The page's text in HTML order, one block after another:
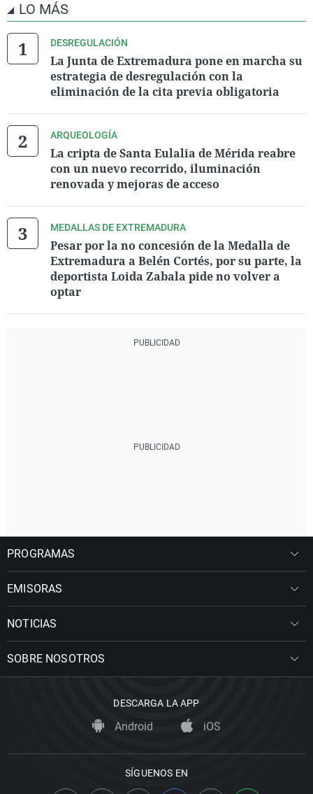
LO MÁS
DESREGULACIÓN
La Junta de Extremadura pone en marcha su
estrategia de desregulación con la
eliminación de la cita previa obligatoria
ARQUEOLOGÍA
La cripta de Santa Eulalia de Mérida reabre
con un nuevo recorrido, iluminación
renovada y mejoras de acceso
MEDALLAS DE EXTREMADURA
Pesar por la no concesión de la Medalla de
Extremadura a Belén Cortés, por su parte, la
deportista Loida Zabala pide no volver a
optar
PROGRAMAS
EMISORAS
NOTICIAS
SOBRE NOSOTROS
DESCARGA LA APP
Android iOS
SÍGUENOS EN